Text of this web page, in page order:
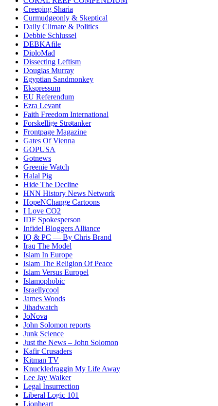
Creeping Sharia
Curmudgeonly & Skeptical
Daily Climate & Politics
Debbie Schlussel
DEBKAfile
DiploMad
Dissecting Leftism
Douglas Murray
Egyptian Sandmonkey
Ekspressum
EU Referendum
Ezra Levant
Faith Freedom International
Forskellige Strøtanker
Frontpage Magazine
Gates Of Vienna
GOPUSA
Gotnews
Greenie Watch
Halal Pig
Hide The Decline
HNN History News Network
HopeNChange Cartoons
I Love CO2
IDF Spokesperson
Infidel Bloggers Alliance
IQ & PC — By Chris Brand
Iraq The Model
Islam In Europe
Islam The Religion Of Peace
Islam Versus Europel
Islamophobic
Israellycool
James Woods
Jihadwatch
JoNova
John Solomon reports
Junk Science
Just the News – John Solomon
Kafir Crusaders
Kitman TV
Knuckledraggin My Life Away
Lee Jay Walker
Legal Insurrection
Liberal Logic 101
Lionheart